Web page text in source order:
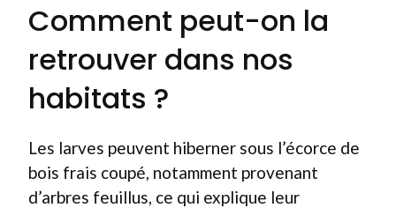
Comment peut-on la
retrouver dans nos
habitats ?
Les larves peuvent hiberner sous l’écorce de
bois frais coupé, notamment provenant
d’arbres feuillus, ce qui explique leur